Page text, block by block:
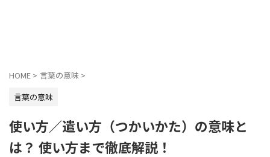
HOME > 言葉の意味 >
言葉の意味
使い方／遣い方（つかいかた）の意味と
は？ 使い方まで徹底解説！